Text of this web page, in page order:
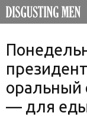
оральный
— для